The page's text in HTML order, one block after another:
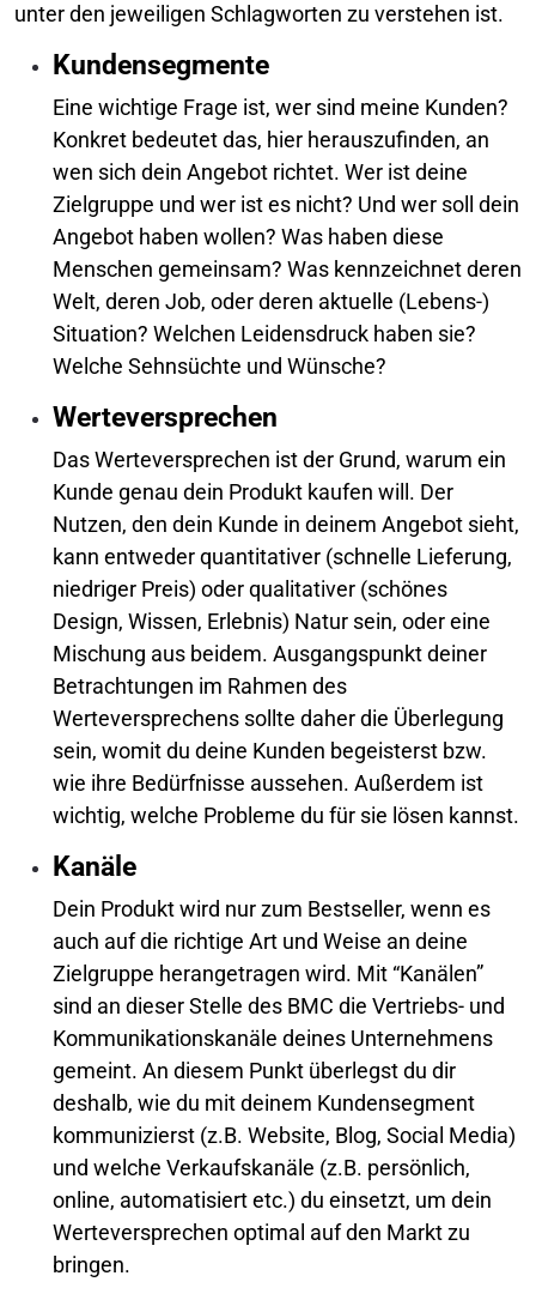
unter den jeweiligen Schlagworten zu verstehen ist.
Kundensegmente
Eine wichtige Frage ist, wer sind meine Kunden?
Konkret bedeutet das, hier herauszufinden, an
wen sich dein Angebot richtet. Wer ist deine
Zielgruppe und wer ist es nicht? Und wer soll dein
Angebot haben wollen? Was haben diese
Menschen gemeinsam? Was kennzeichnet deren
Welt, deren Job, oder deren aktuelle (Lebens-)
Situation? Welchen Leidensdruck haben sie?
Welche Sehnsüchte und Wünsche?
Werteversprechen
Das Werteversprechen ist der Grund, warum ein
Kunde genau dein Produkt kaufen will. Der
Nutzen, den dein Kunde in deinem Angebot sieht,
kann entweder quantitativer (schnelle Lieferung,
niedriger Preis) oder qualitativer (schönes
Design, Wissen, Erlebnis) Natur sein, oder eine
Mischung aus beidem. Ausgangspunkt deiner
Betrachtungen im Rahmen des
Werteversprechens sollte daher die Überlegung
sein, womit du deine Kunden begeisterst bzw.
wie ihre Bedürfnisse aussehen. Außerdem ist
wichtig, welche Probleme du für sie lösen kannst.
Kanäle
Dein Produkt wird nur zum Bestseller, wenn es
auch auf die richtige Art und Weise an deine
Zielgruppe herangetragen wird. Mit “Kanälen”
sind an dieser Stelle des BMC die Vertriebs- und
Kommunikationskanäle deines Unternehmens
gemeint. An diesem Punkt überlegst du dir
deshalb, wie du mit deinem Kundensegment
kommunizierst (z.B. Website, Blog, Social Media)
und welche Verkaufskanäle (z.B. persönlich,
online, automatisiert etc.) du einsetzt, um dein
Werteversprechen optimal auf den Markt zu
bringen.